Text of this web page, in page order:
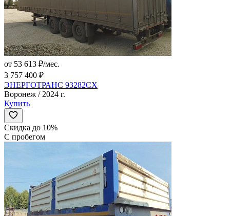
от 53 613 ₽/мес.
3 757 400 ₽
ЭНЕРГОТРАНС 93282СХ
Воронеж / 2024 г.
Купить
Скидка до 10%
С пробегом